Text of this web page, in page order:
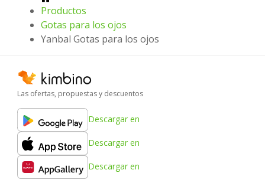
Productos
Gotas para los ojos
Yanbal Gotas para los ojos
Las ofertas, propuestas y descuentos
Descargar en
Descargar en
Descargar en